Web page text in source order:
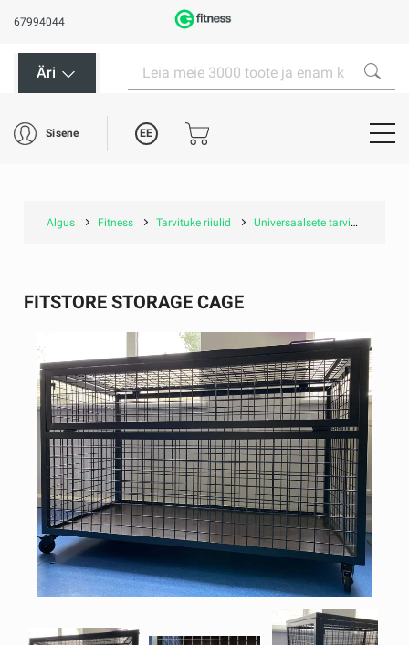
67994044
Äri
Sisene EE
Algus Fitness Tarvituke riiulid Universaalsete tarvikute hoiustamine
FITSTORE STORAGE CAGE